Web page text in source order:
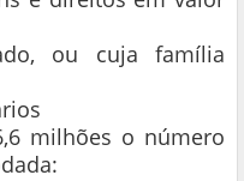
ou cuja família
milhões o número